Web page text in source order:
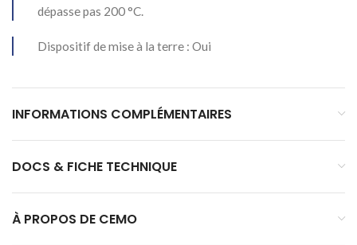
dépasse pas 200 °C.
Dispositif de mise à la terre : Oui
INFORMATIONS COMPLÉMENTAIRES
DOCS & FICHE TECHNIQUE
À PROPOS DE CEMO